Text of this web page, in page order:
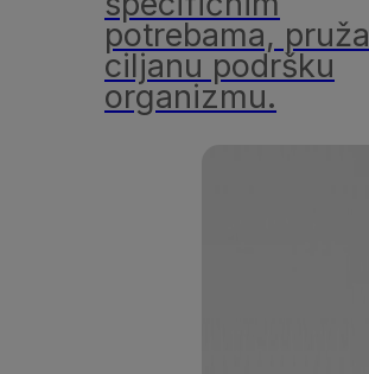
potrebama, pruža
ciljanu podršku
organizmu.